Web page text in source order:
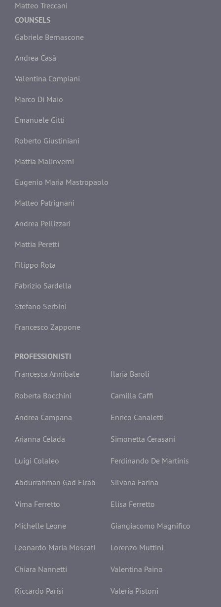
Matteo Treccani
COUNSELS
Gabriele Bernascone
Andrea Casà
Valentina Compiani
Marco Di Maio
Emanuele Gitti
Roberto Giustiniani
Mattia Malinverni
Eugenio Maria Mastropaolo
Matteo Patrignani
Andrea Pellizzari
Mattia Peretti
Filippo Rota
Fabrizio Sardella
Stefano Serbini
Francesco Zappone
PROFESSIONISTI
Francesca Annibale Ilaria Baroli
Roberta Bocchini Camilla Caffi
Andrea Campana Enrico Canaletti
Arianna Celada Simonetta Cerasani
Luigi Colaleo Ferdinando De Martinis
Abdurrahman Gad Elrab Silvana Farina
Virna Ferretto Elisa Ferretto
Michelle Leone Giangiacomo Magnifico
Leonardo Maria Moscati Lorenzo Muttini
Chiara Nannetti Valentina Paino
Riccardo Parisi Valeria Pistoni